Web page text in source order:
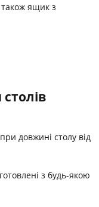
також ящик з
довжині столу від
з будь-якою